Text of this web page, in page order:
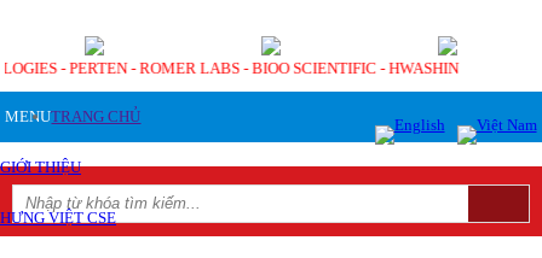
- PERTEN - ROMER LABS - BIOO SCIENTIFIC - HWASHIN
MENUTRANG CHỦ
GIỚI THIỆU
HƯNG VIỆT CSE